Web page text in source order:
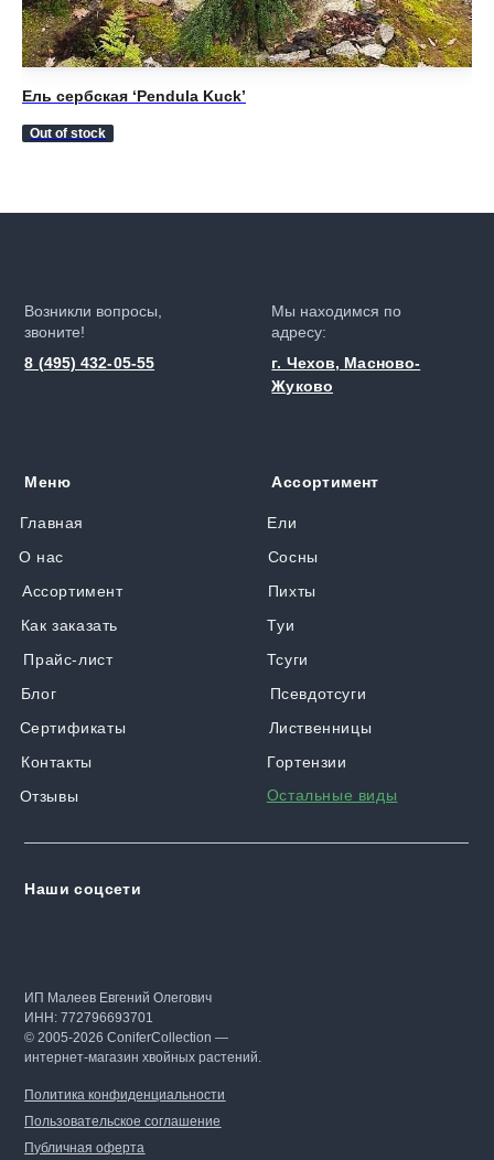
Ель сербская ‘Pendula Kuck’
Out of stock
Возникли вопросы,
звоните!
8 (495) 432-05-55
Мы находимся по
адресу:
г. Чехов, Масново-
Жуково
Главная
Меню
О нас
Ассортимент
Как заказать
Прайс-лист
Отзывы
Контакты
Ели
Ассортимент
Сосны
Пихты
Туи
Тсуги
Псевдотсуги
Лиственницы
Гортензии
Наши соцсети
ИП Малеев Евгений Олегович
ИНН: 772796693701
© 2005-2026 ConiferCollection —
интернет-магазин хвойных растений.
Политика конфиденциальности
Пользовательское соглашение
Остальные виды
Блог
Сертификаты
Публичная оферта